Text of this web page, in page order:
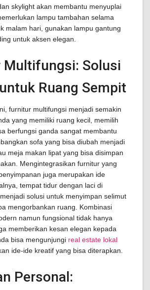
skylight akan membantu menyuplai
lampu tambahan selama
malam hari, gunakan lampu gantung
untuk aksen elegan.
Multifungsi: Solusi
Ruang Sempit
furnitur multifungsi menjadi semakin
yang memiliki ruang kecil, memilih
berfungsi ganda sangat membantu
sofa yang bisa diubah menjadi
meja makan lipat yang bisa disimpan
Mengintegrasikan furnitur yang
juga merupakan ide
tempat tidur dengan laci di
solusi untuk menyimpan selimut
mengorbankan ruang. Kombinasi
namun fungsional tidak hanya
memberikan kesan elegan kepada
bisa mengunjungi real estate lokal
ide-ide kreatif yang bisa diterapkan.
Personal: